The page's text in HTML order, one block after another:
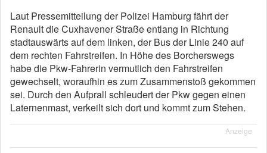
Laut Pressemitteilung der Polizei Hamburg fährt der
Renault die Cuxhavener Straße entlang in Richtung
stadtauswärts auf dem linken, der Bus der Linie 240 auf
dem rechten Fahrstreifen. In Höhe des Borcherswegs
habe die Pkw-Fahrerin vermutlich den Fahrstreifen
gewechselt, woraufhin es zum Zusammenstoß gekommen
sei. Durch den Aufprall schleudert der Pkw gegen einen
Laternenmast, verkeilt sich dort und kommt zum Stehen.
Anzeige